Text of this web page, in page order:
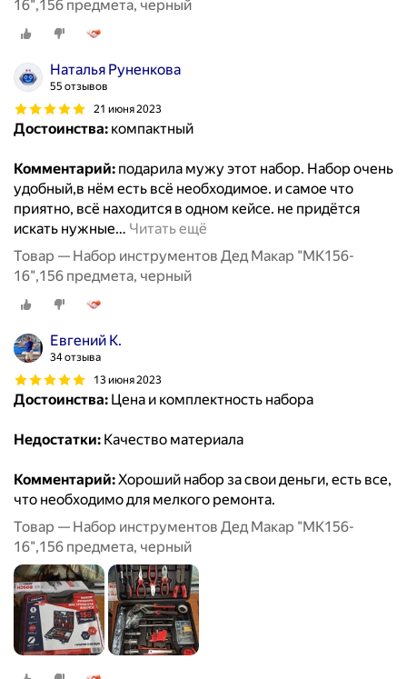
16",156 предмета, черный
Наталья Руненкова
55 отзывов
21 июня 2023
Достоинства: компактный
Комментарий: подарила мужу этот набор. Набор очень
удобный,в нём есть всё необходимое. и самое что
приятно, всё находится в одном кейсе. не придётся
искать нужные… Читать ещё
Товар — Набор инструментов Дед Макар "МК156-
16",156 предмета, черный
Евгений К.
34 отзыва
13 июня 2023
Достоинства: Цена и комплектность набора
Недостатки: Качество материала
Комментарий:Хороший набор за свои деньги, есть все,
что необходимо для мелкого ремонта.
Товар — Набор инструментов Дед Макар "МК156-
16",156 предмета, черный